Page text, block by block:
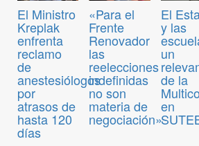
El Ministro
Kreplak
enfrenta
reclamo
de
anestesiólogos
por
atrasos de
hasta 120
días
«Para el
Frente
Renovador
las
reelecciones
indefinidas
no son
materia de
negociación»
El
y las
un
de la
en